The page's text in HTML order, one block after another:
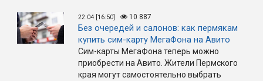
22.04 [16:50] 10 887
Без очередей и салонов: как пермякам
купить сим-карту МегаФона на Авито
Сим-карты МегаФона теперь можно
приобрести на Авито. Жители Пермского
края могут самостоятельно выбрать